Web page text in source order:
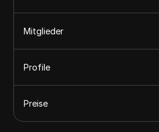
Mitglieder
Profile
Preise